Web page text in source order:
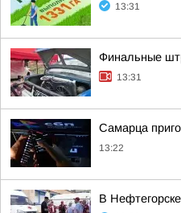
13:31
Финальные
13:31
Самарца
13:22
В